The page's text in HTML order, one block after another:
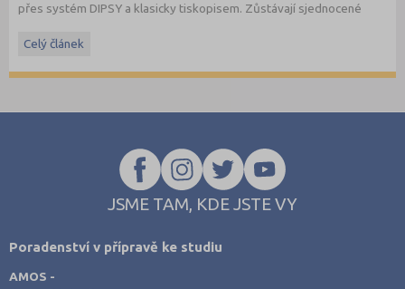
přes systém DIPSY a klasicky tiskopisem. Zůstávají sjednocené
zkoušky. Stále je možné podat až 3 přihlášky pro maturitní obory
zkouškou v 1. a 2. kole. V systému DIPSY jsou k dispozici informace
naleznete nově také nawww.StredniSkoly.comu jednotlivých škol
studium v nematuritním oboru.
Celý článek
JSME TAM, KDE JSTE VY
Poradenství v přípravě ke studiu
AMOS -